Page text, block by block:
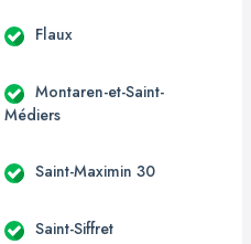
Flaux
Montaren-et-Saint-
Médiers
Saint-Maximin 30
Saint-Siffret